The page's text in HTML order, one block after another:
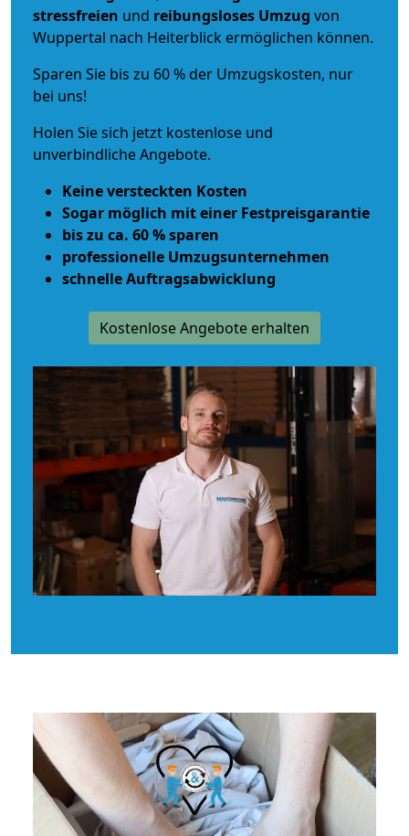
stressfreien und reibungsloses Umzug von
Wuppertal nach Heiterblick ermöglichen können.
Sparen Sie bis zu 60 % der Umzugskosten, nur
bei uns!
Holen Sie sich jetzt kostenlose und
unverbindliche Angebote.
Keine versteckten Kosten
Sogar möglich mit einer Festpreisgarantie
bis zu ca. 60 % sparen
professionelle Umzugsunternehmen
schnelle Auftragsabwicklung
Kostenlose Angebote erhalten